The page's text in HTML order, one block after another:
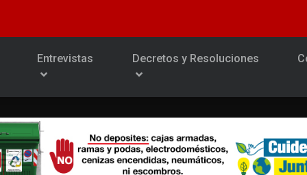
Entrevistas Decretos y Resoluciones